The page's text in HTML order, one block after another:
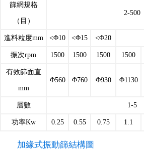
篩網規格
（目）
2-500
進料粒度mm <Φ10 <Φ15 <Φ20
振次rpm 1500 1500 1500 1500
有效篩面直
mm
Φ560 Φ760 Φ930 Φ1130
層數 1-5
功率Kw 0.25 0.55 0.75 1.1
加緣式振動篩結構圖